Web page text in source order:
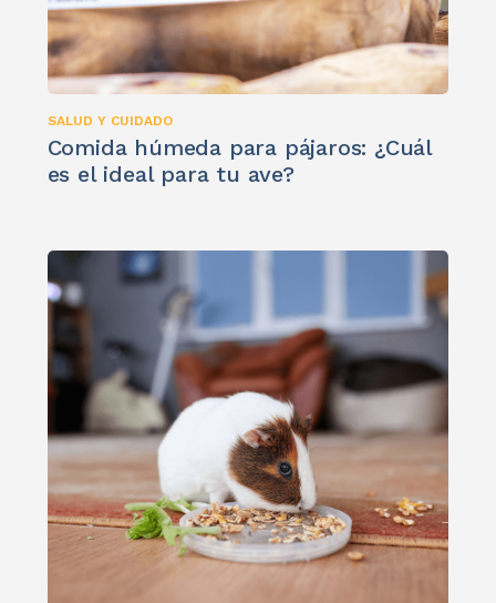
SALUD Y CUIDADO
Comida húmeda para pájaros: ¿Cuál
es el ideal para tu ave?